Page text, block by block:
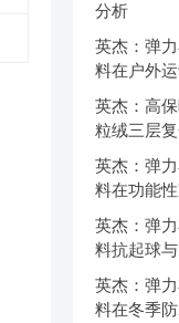
分析
英杰：弹
料在户外
英杰：高
粒绒三层
英杰：弹
料在功能
英杰：弹
料抗起球
英杰：弹
料在冬季